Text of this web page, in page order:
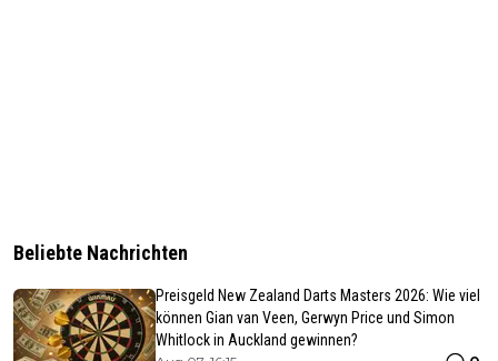
Beliebte Nachrichten
Preisgeld New Zealand Darts Masters 2026: Wie viel
können Gian van Veen, Gerwyn Price und Simon
Whitlock in Auckland gewinnen?